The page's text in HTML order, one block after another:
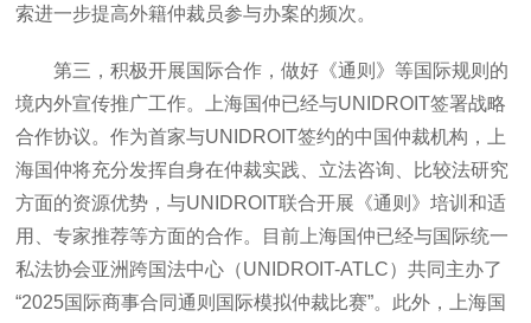
索进一步提高外籍仲裁员参与办案的频次。
第三，积极开展国际合作，做好《通则》等国际规则的
境内外宣传推广工作。上海国仲已经与UNIDROIT签署战略
合作协议。作为首家与UNIDROIT签约的中国仲裁机构，上
海国仲将充分发挥自身在仲裁实践、立法咨询、比较法研究
方面的资源优势，与UNIDROIT联合开展《通则》培训和适
用、专家推荐等方面的合作。目前上海国仲已经与国际统一
私法协会亚洲跨国法中心（UNIDROIT-ATLC）共同主办了
“2025国际商事合同通则国际模拟仲裁比赛”。此外，上海国